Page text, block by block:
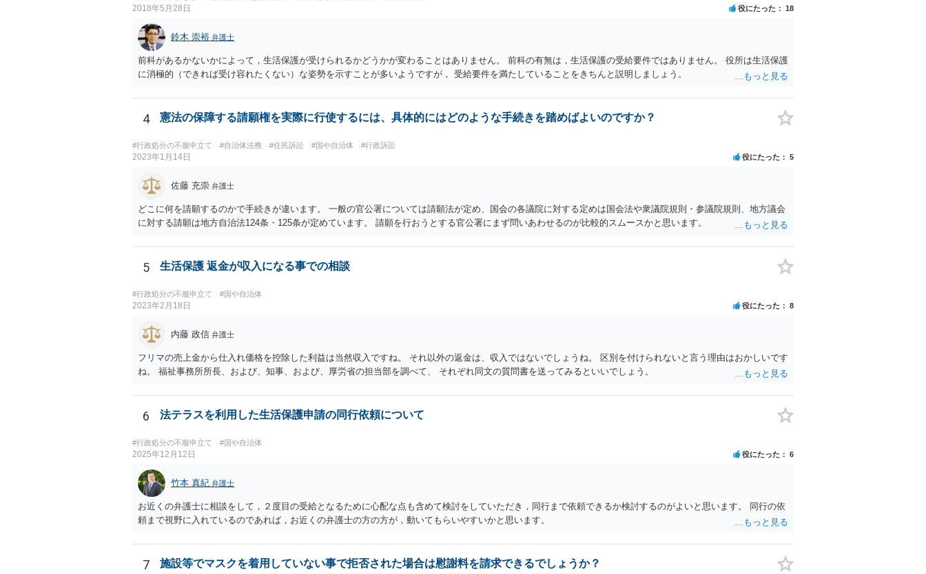
2018年5月28日 役にたった 18
鈴木 崇裕 弁護士
前科があるかないかによって，生活保護が受けられるかどうかが変わることはありません。 前科の有無は，生活保護の受給要件ではありません。 役所は生活保護
に消極的（できれば受け容れたくない）な姿勢を示すことが多いようですが， 受給要件を満たしていることをきちんと説明しましょう。
4 憲法の保障する請願権を実際に行使するには、具体的にはどのような手続きを踏めばよいのですか？
#行政処分の不服申立て #自治体法務 #住民訴訟 #国や自治体 #行政訴訟
2023年1月14日 役にたった 5
佐藤 充崇 弁護士
どこに何を請願するのかで手続きが違います。 一般の官公署については請願法が定め、国会の各議院に対する定めは国会法や衆議院規則・参議院規則、地方議会
に対する請願は地方自治法124条・125条が定めています。 請願を行おうとする官公署にまず問いあわせるのが比較的スムースかと思います。
5 生活保護 返金が収入になる事での相談
#行政処分の不服申立て #国や自治体
2023年2月18日 役にたった 8
内藤 政信 弁護士
フリマの売上金から仕入れ価格を控除した利益は当然収入ですね。 それ以外の返金は、収入ではないでしょうね。 区別を付けられないと言う理由はおかしいです
ね。 福祉事務所所長、および、知事、および、厚労省の担当部を調べて、 それぞれ同文の質問書を送ってみるといいでしょう。
6 法テラスを利用した生活保護申請の同行依頼について
#行政処分の不服申立て #国や自治体
2025年12月12日 役にたった 6
竹本 真紀 弁護士
お近くの弁護士に相談をして，２度目の受給となるために心配な点も含めて検討をしていただき，同行まで依頼できるか検討するのがよいと思います。 同行の依
頼まで視野に入れているのであれば，お近くの弁護士の方の方が，動いてもらいやすいかと思います。
7 施設等でマスクを着用していない事で拒否された場合は慰謝料を請求できるでしょうか？